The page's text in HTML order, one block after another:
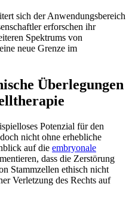
sich der Anwendungsbereich
erforschen ihr
Spektrums von
neue Grenze im
Überlegungen
Potenzial für den
nicht ohne erhebliche
auf die embryonale
dass die Zerstörung
Stammzellen ethisch nicht
Verletzung des Rechts auf